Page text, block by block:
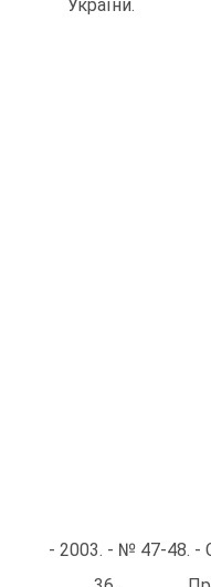
України.
- 2003. - № 47-48. -